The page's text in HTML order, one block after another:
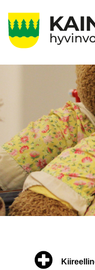
pääsisältöön
Menu
Asiakkaille